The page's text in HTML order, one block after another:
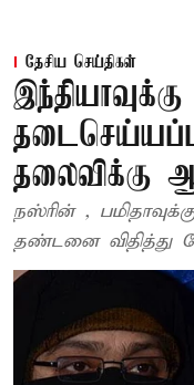
தேசிய செய்திகள்
தலைவிக்கு
நஸ்ரின் ,
தண்டனை விதித்து